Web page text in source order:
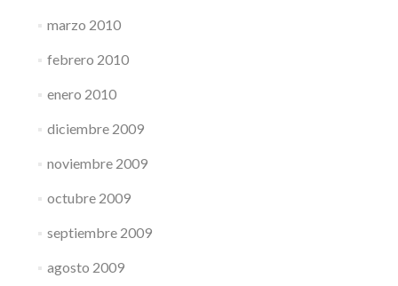
marzo 2010
febrero 2010
enero 2010
diciembre 2009
noviembre 2009
octubre 2009
septiembre 2009
agosto 2009